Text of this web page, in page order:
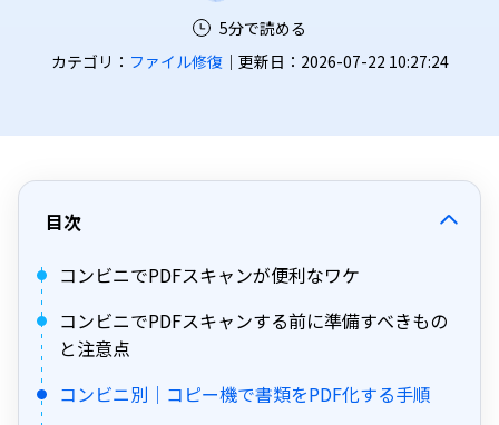
5分で読める
カテゴリ： ファイル修復｜更新日：2026-07-22 10:27:24
目次
コンビニでPDFスキャンが便利なワケ
コンビニでPDFスキャンする前に準備すべきもの
と注意点
コンビニ別｜コピー機で書類をPDF化する手順